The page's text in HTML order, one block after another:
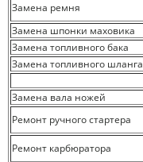
Замена ремня
Замена шпонки маховика
Замена топливного бака
Замена топливного шланга
Замена вала ножей
Ремонт ручного стартера
Ремонт карбюратора